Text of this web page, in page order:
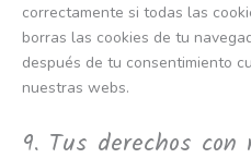
correctamente si todas las
borras las cookies de tu
después de tu consentimiento
nuestras webs.
9. Tus derechos